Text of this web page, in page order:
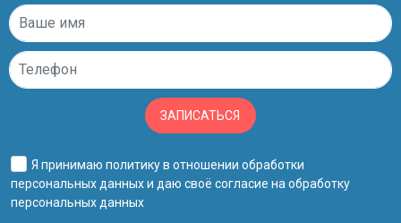
ЗАПИСАТЬСЯ
Я принимаю политику в отношении обработки
персональных данныхи даю своё согласие на обработку
персональных данных